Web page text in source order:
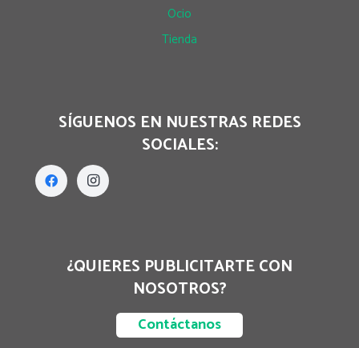
Ocio
Tienda
SÍGUENOS EN NUESTRAS REDES
SOCIALES:
¿QUIERES PUBLICITARTE CON
NOSOTROS?
Contáctanos